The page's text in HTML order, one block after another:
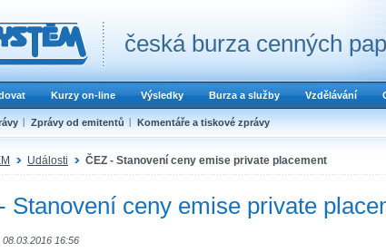
česká burza cenných
Kurzy on-line Výsledky Burza a služby Vzdělávání
Zprávy od emitentů Komentáře a tiskové zprávy
Události ČEZ - Stanovení ceny emise private placement
Stanovení ceny emise private
08.03.2016 16:56